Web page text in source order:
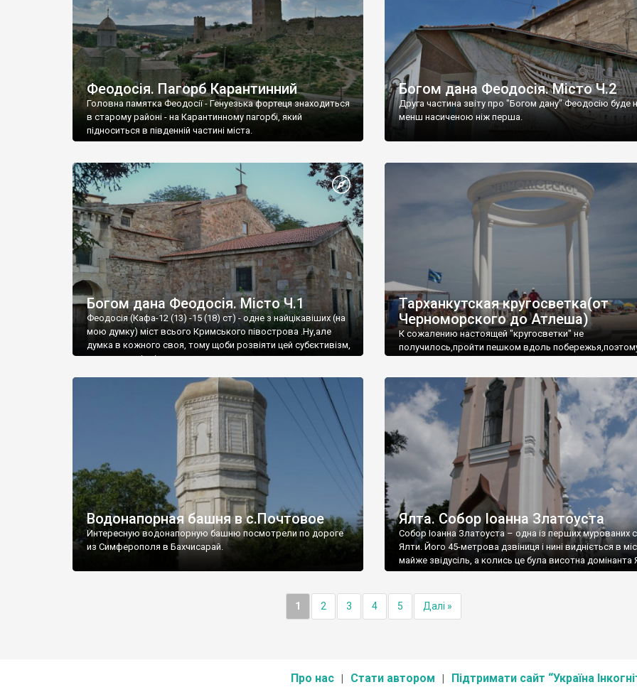
Феодосія. Пагорб Карантинний
Головна памятка Феодосії - Генуезька фортеця знаходиться
в старому районі - на Карантинному пагорбі, який
підноситься в південній частині міста.
Богом дана Феодосія. Місто Ч.2
Друга частина звіту про "Богом дану" Феодосію буде
менш насиченою ніж перша.
Богом дана Феодосія. Місто Ч.1
Феодосія (Кафа-12 (13) -15 (18) ст) - одне з найцікавіших (на
мою думку) міст всього Кримського півострова .Ну,але
думка в кожного своя, тому щоби розвіяти цей субєктивізм,
запрошую відвідати це
Тарханкутская кругосветка(от
Черноморского до Атлеша)
К сожалению настоящей "кругосветки" не
получилось,пройти пешком вдоль
Водонапорная башня в с.Почтовое
Интересную водонапорную башню посмотрели по дороге
из Симферополя в Бахчисарай.
Ялта. Собор Іоанна Златоуста
Собор Іоанна Златоуста – одна із перших мурованих
Ялти. Його 45-метрова дзвіниця і нині видніється в
майже звідусіль, а колись це була висотна домінанта
1 2 3 4 5 Далі »
Про нас Стати автором Підтримати сайт “Україна